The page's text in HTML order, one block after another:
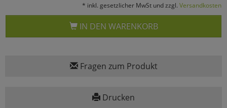
* inkl. gesetzlicher MwSt und zzgl. Versandkosten
IN DEN WARENKORB
Fragen zum Produkt
Drucken